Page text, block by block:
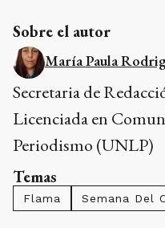
Sobre el autor
María Paula
Secretaria de
Licenciada en
Periodismo (UNLP)
Temas
Flama Semana Del